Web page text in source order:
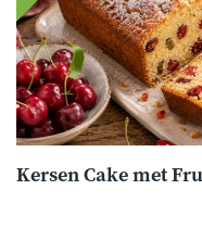
Kersen Cake met